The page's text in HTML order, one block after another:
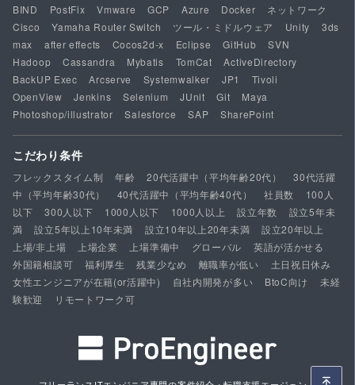
BIND
PostFix Vmware GCP Azure Docker
ネットワーク
Cisco
Yamaha Router Switch ツール・ミドルウェア Unity
3ds
max
after effects Cocos2d-x Eclipse GitHub
SVN
Hadoop
Cassandra Mybatis TomCat
ActiveDirectory
BackUP Exec
Arcserve Systemwalker JP1
Tivoli
OpenView
Jenkins Selenium JUnit Git
Maya
Photoshop/illustrator
Salesforce SAP SharePoint
こだわり条件
フレックスタイム制 年齢 20代活躍中（平均年齢20代）
30代活躍
中（平均年齢30代）
40代活躍中（平均年齢40代） 社員数
100人
以下
300人以下 1000人以下 1000人以上 設立年数
設立5年未
満
設立5年以上10年未満 設立10年以上20年未満
設立20年以上
上場/非上場
上場企業 上場準備中 グローバル
英語が活かせる
外国籍相談可
福利厚生 残業少なめ 離職率が低い
土日祝日休み
女性エンジニアが在籍(or活躍中)
自社内開発が多い BtoC向け
未経
験歓迎
リモートワーク可